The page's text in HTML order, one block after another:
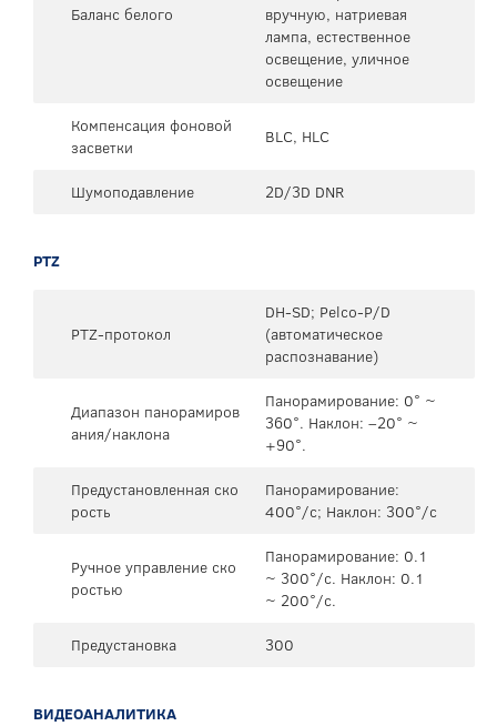
Баланс белого
вручную, натриевая
лампа, естественное
освещение, уличное
освещение
Компенсация фоновой
засветки
BLC, HLC
Шумоподавление 2D/3D DNR
PTZ
PTZ-протокол
DH-SD; Pelco-P/D
(автоматическое
распознавание)
Диапазон панорамиров
ания/наклона
Панорамирование: 0° ~
360°. Наклон: –20° ~
+90°.
Предустановленная ско
рость
Панорамирование:
400°/с; Наклон: 300°/с
Ручное управление ско
ростью
Панорамирование: 0.1
~ 300°/с. Наклон: 0.1
~ 200°/с.
Предустановка
300
ВИДЕОАНАЛИТИКА